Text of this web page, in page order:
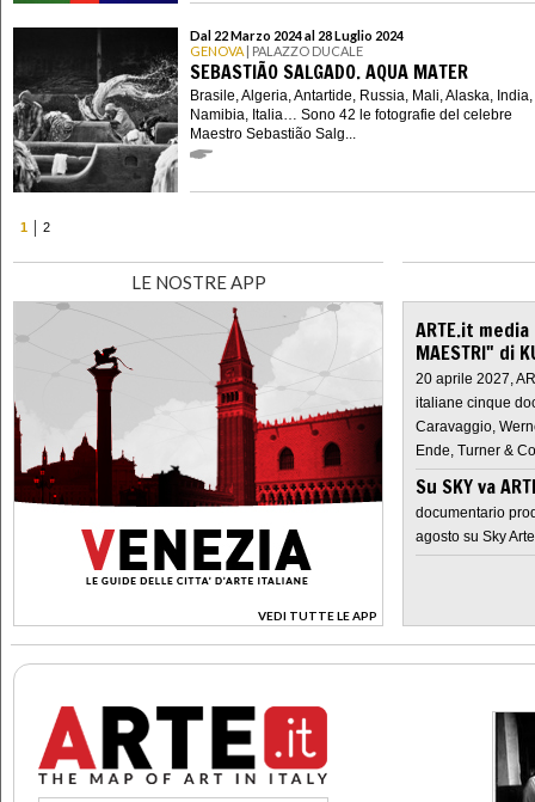
Dal 22 Marzo 2024 al 28 Luglio 2024
GENOVA | PALAZZO DUCALE
SEBASTIÃO SALGADO. AQUA MATER
Brasile, Algeria, Antartide, Russia, Mali, Alaska, India,
Namibia, Italia… Sono 42 le fotografie del celebre
Maestro Sebastião Salg...
1 2
LE NOSTRE APP
VEDI TUTTE LE APP
>
ARTE.it
MAESTRI" di
20 aprile 2027,
italiane cinque
Caravaggio,
Ende, Turner &
Su SKY va
documentario
agosto su Sky Arte